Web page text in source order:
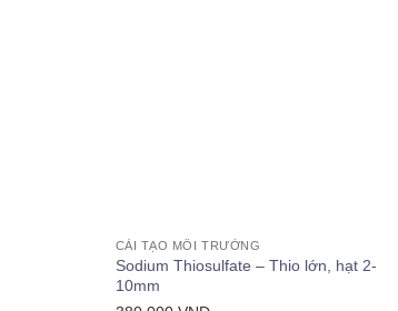
CẢI TẠO MÔI TRƯỜNG
Sodium Thiosulfate – Thio lớn, hạt 2-
10mm